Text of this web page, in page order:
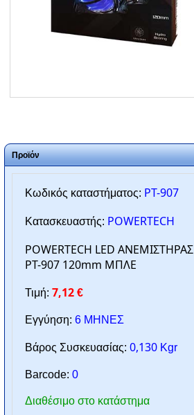
Προϊόν
Κωδικός καταστήματος: PT-907
Κατασκευαστής: POWERTECH
POWERTECH LED ΑΝΕΜΙΣΤΗΡΑΣ
PT-907 120mm ΜΠΛΕ
Τιμή: 7,12 €
Εγγύηση: 6 ΜΗΝΕΣ
Βάρος Συσκευασίας: 0,130 Kgr
Barcode: 0
Διαθέσιμο στο κατάστημα